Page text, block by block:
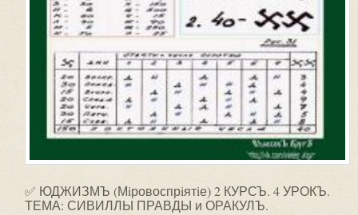
✅ ЮДЖИЗМЪ (Мiровоспрiятiе) 2 КУРСЪ. 4 УРОКЪ.
ТЕМА: СИВИЛЛЫ ПРАВДЫ и ОРАКУЛЪ.